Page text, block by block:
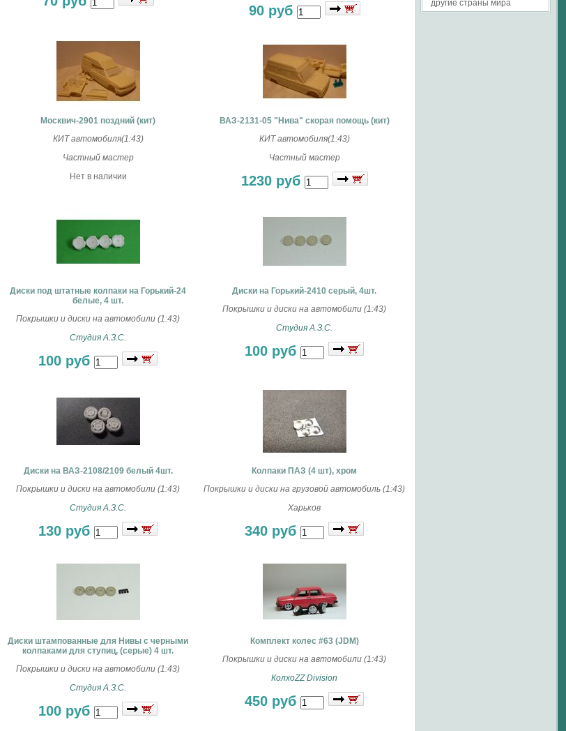
90 руб
Москвич-2901 поздний (кит)
КИТ автомобиля(1:43)
Частный мастер
Нет в наличии
ВАЗ-2131-05 "Нива" скорая помощь (кит)
КИТ автомобиля(1:43)
Частный мастер
1230 руб
Диски под штатные колпаки на Горький-24
белые, 4 шт.
Покрышки и диски на автомобили (1:43)
Студия А.З.С.
100 руб
Диски на Горький-2410 серый, 4шт.
Покрышки и диски на автомобили (1:43)
Студия А.З.С.
100 руб
Диски на ВАЗ-2108/2109 белый 4шт.
Покрышки и диски на автомобили (1:43)
Студия А.З.С.
130 руб
Колпаки ПАЗ (4 шт), хром
Покрышки и диски на грузовой автомобиль (1:43)
Харьков
340 руб
Диски штампованные для Нивы с черными
колпаками для ступиц, (серые) 4 шт.
Покрышки и диски на автомобили (1:43)
Студия А.З.С.
100 руб
Комплект колес #63 (JDM)
Покрышки и диски на автомобили (1:43)
КолхоZZ Division
450 руб
другие страны мира